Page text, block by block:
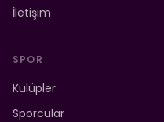
İletişim
SPOR
Kulüpler
Sporcular